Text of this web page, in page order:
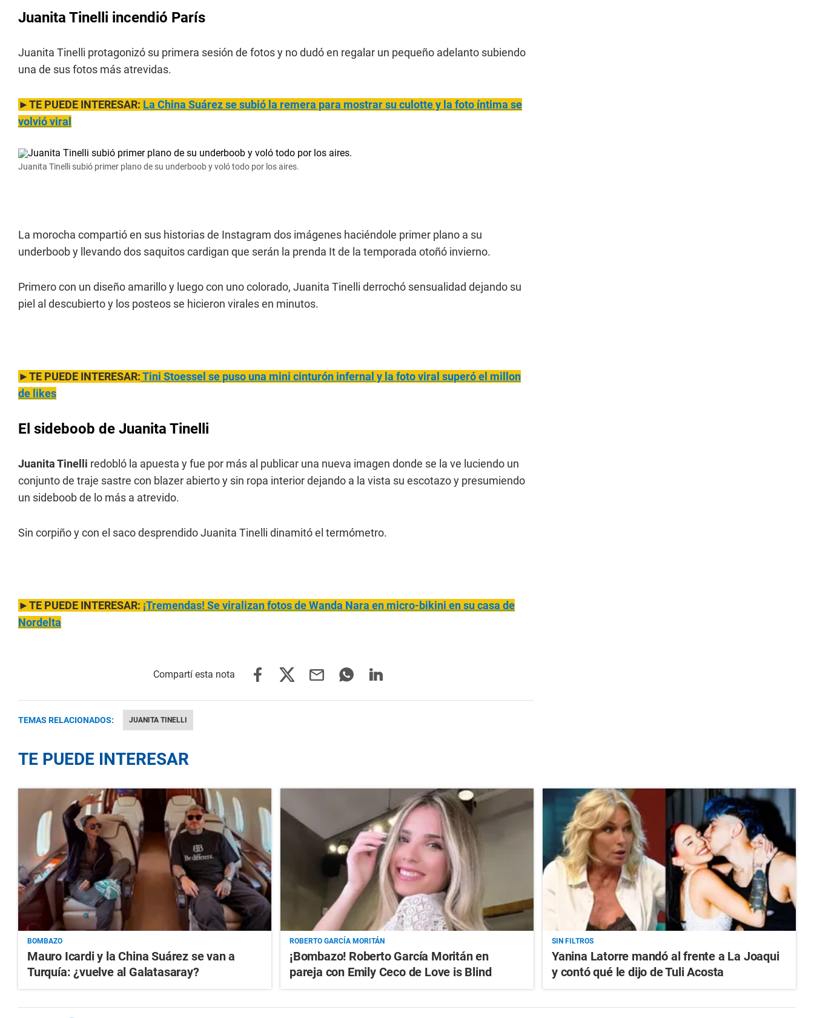
Juanita Tinelli incendió París
Juanita Tinelli protagonizó su primera sesión de fotos y no dudó en regalar un pequeño adelanto subiendo
una de sus fotos más atrevidas.
►TE PUEDE INTERESAR: La China Suárez se subió la remera para mostrar su culotte y la foto íntima se
volvió viral
Juanita Tinelli subió primer plano de su underboob y voló todo por los aires.
La morocha compartió en sus historias de Instagram dos imágenes haciéndole primer plano a su
underboob y llevando dos saquitos cardigan que serán la prenda It de la temporada otoñó invierno.
Primero con un diseño amarillo y luego con uno colorado, Juanita Tinelli derrochó sensualidad dejando su
piel al descubierto y los posteos se hicieron virales en minutos.
►TE PUEDE INTERESAR:Tini Stoessel se puso una mini cinturón infernal y la foto viral superó el millon
de likes
El sideboob de Juanita Tinelli
Juanita Tinelli redobló la apuesta y fue por más al publicar una nueva imagen donde se la ve luciendo un
conjunto de traje sastre con blazer abierto y sin ropa interior dejando a la vista su escotazo y presumiendo
un sideboob de lo más a atrevido.
Sin corpiño y con el saco desprendido Juanita Tinelli dinamitó el termómetro.
►TE PUEDE INTERESAR: ¡Tremendas! Se viralizan fotos de Wanda Nara en micro-bikini en su casa de
Nordelta
TEMAS RELACIONADOS: JUANITA TINELLI
TE PUEDE INTERESAR
BOMBAZO
Mauro Icardi y la China Suárez se van a
Turquía: ¿vuelve al Galatasaray?
ROBERTO GARCÍA MORITÁN
¡Bombazo! Roberto García Moritán en
pareja con Emily Ceco de Love is Blind
SIN FILTROS
Yanina Latorre mandó al frente a La Joaqui
y contó qué le dijo de Tuli Acosta